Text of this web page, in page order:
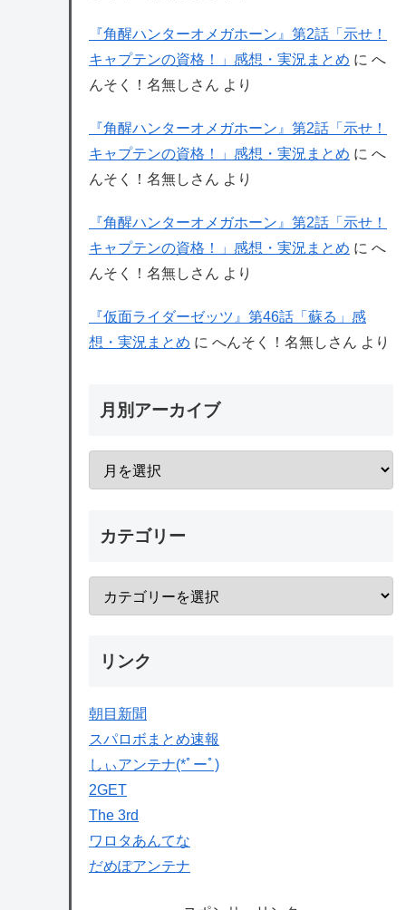
『角醒ハンターオメガホーン』第2話「示せ！
キャプテンの資格！」感想・実況まとめ に へ
んそく！名無しさん より
『角醒ハンターオメガホーン』第2話「示せ！
キャプテンの資格！」感想・実況まとめ に へ
んそく！名無しさん より
『角醒ハンターオメガホーン』第2話「示せ！
キャプテンの資格！」感想・実況まとめ に へ
んそく！名無しさん より
『仮面ライダーゼッツ』第46話「蘇る」感
想・実況まとめ に へんそく！名無しさん より
月別アーカイブ
カテゴリー
リンク
朝目新聞
スパロボまとめ速報
しぃアンテナ(*ﾟーﾟ)
2GET
The 3rd
ワロタあんてな
だめぽアンテナ